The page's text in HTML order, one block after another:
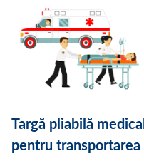
Targă pliabilă
pentru